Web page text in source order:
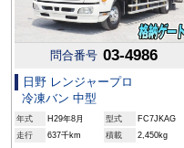
問合番号 03-4986
日野 レンジャープロ
冷凍バン 中型
年式 H29年8月 型式
FC7JKAG
走行
637千km 積載 2,450kg